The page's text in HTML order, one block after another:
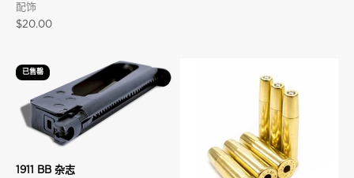
配饰
促销价格
$20.00
已售罄
1911 BB 杂志